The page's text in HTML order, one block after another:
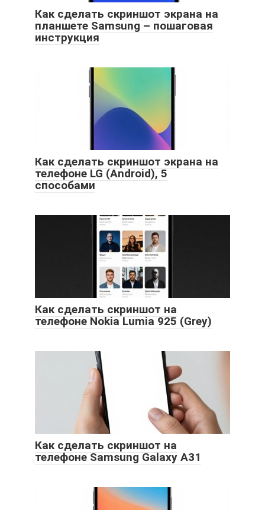
Как сделать скриншот экрана на
планшете Samsung – пошаговая
инструкция
Как сделать скриншот экрана на
телефоне LG (Android), 5
способами
Как сделать скриншот на
телефоне Nokia Lumia 925 (Grey)
Как сделать скриншот на
телефоне Samsung Galaxy A31